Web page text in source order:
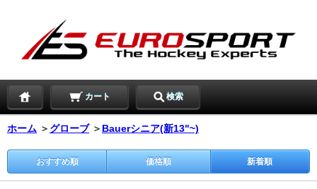
カート 検索
ホーム ＞ グローブ ＞ Bauerシニア(新13"~)
おすすめ順 価格順 新着順